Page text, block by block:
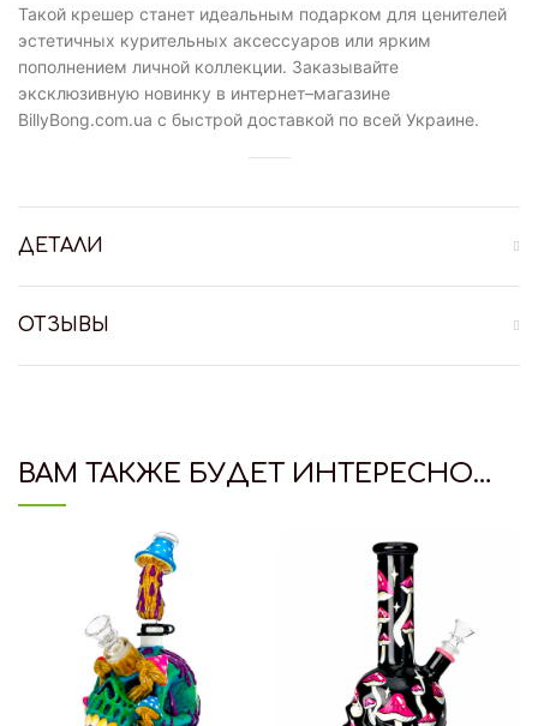
Такой крешер станет идеальным подарком для ценителей
эстетичных курительных аксессуаров или ярким
пополнением личной коллекции. Заказывайте
эксклюзивную новинку в интернет–магазине
BillyBong.com.ua с быстрой доставкой по всей Украине.
ДЕТАЛИ
ОТЗЫВЫ
ВАМ ТАКЖЕ БУДЕТ ИНТЕРЕСНО…